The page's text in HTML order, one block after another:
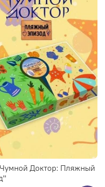
Доктор: Пляжный